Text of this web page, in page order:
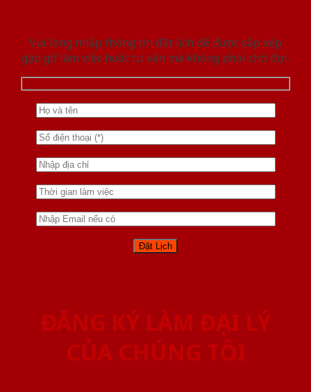
Vui lòng nhập thông tin đặt lịch để được sắp xếp
gặp gỡ làm việc hoăc tư vấn mà không phải chờ đợi.
ĐĂNG KÝ LÀM ĐẠI LÝ
CỦA CHÚNG TÔI